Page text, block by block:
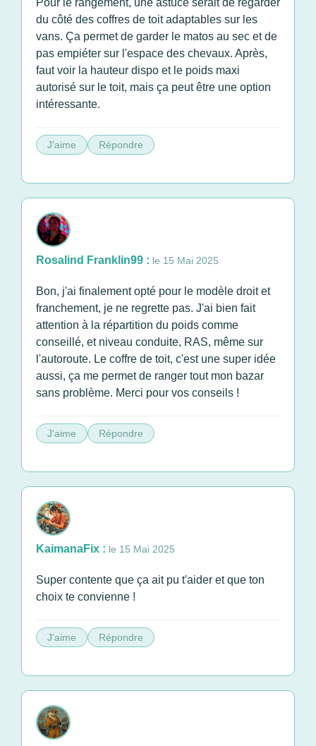
Pour le rangement, une astuce serait de regarder
du côté des coffres de toit adaptables sur les
vans. Ça permet de garder le matos au sec et de
pas empiéter sur l'espace des chevaux. Après,
faut voir la hauteur dispo et le poids maxi
autorisé sur le toit, mais ça peut être une option
intéressante.
J'aime Répondre
Rosalind Franklin99 : le 15 Mai 2025
Bon, j'ai finalement opté pour le modèle droit et
franchement, je ne regrette pas. J'ai bien fait
attention à la répartition du poids comme
conseillé, et niveau conduite, RAS, même sur
l'autoroute. Le coffre de toit, c'est une super idée
aussi, ça me permet de ranger tout mon bazar
sans problème. Merci pour vos conseils !
J'aime Répondre
KaimanaFix : le 15 Mai 2025
Super contente que ça ait pu t'aider et que ton
choix te convienne !
J'aime Répondre